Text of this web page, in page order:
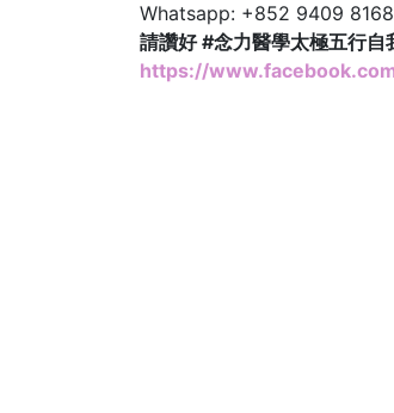
Whatsapp: +852 9409 8168
請讚好 #念力醫學太極五行
https://